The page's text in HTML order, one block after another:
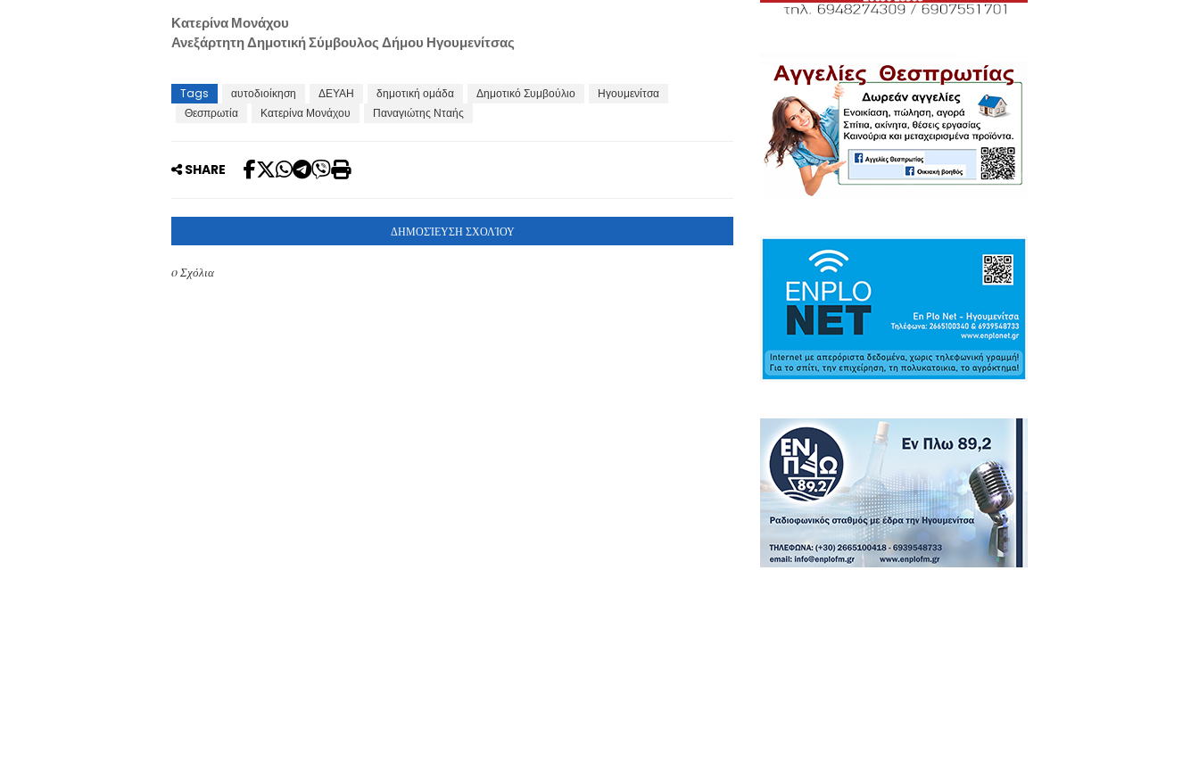
Κατερίνα Μονάχου
Ανεξάρτητη Δημοτική Σύμβουλος Δήμου Ηγουμενίτσας
Tags αυτοδιοίκηση ΔΕΥΑΗ δημοτική ομάδα Δημοτικό Συμβούλιο
Ηγουμενίτσα
Θεσπρωτία
Κατερίνα Μονάχου Παναγιώτης Νταής
SHARE
ΔΗΜΟΣΊΕΥΣΗ ΣΧΟΛΊΟΥ
0 Σχόλια